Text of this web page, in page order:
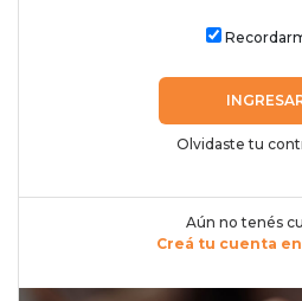
Olvidaste tu
Aún no tenés
Creá tu cuenta